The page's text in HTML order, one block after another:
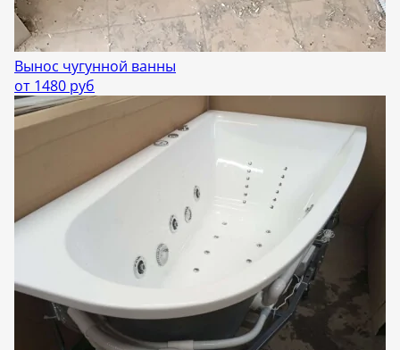
Вынос чугунной ванны
от 1480 руб